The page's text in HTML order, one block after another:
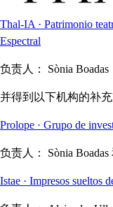
Thal-IA · Patrimonio
Espectral
负责人： Sònia Boadas
并得到以下机构的补充
Prolope · Grupo de
负责人： Sònia
Istae · Impresos sueltos